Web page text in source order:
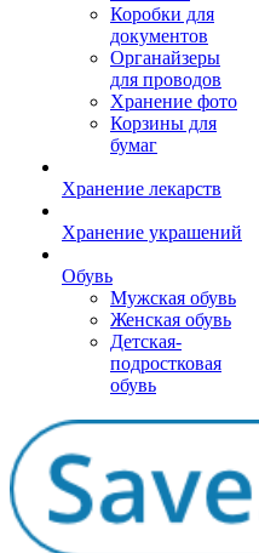
Коробки для
документов
Органайзеры
для проводов
Хранение фото
Корзины для
бумаг
Хранение лекарств
Хранение украшений
Обувь
Мужская обувь
Женская обувь
Детская-
подростковая
обувь